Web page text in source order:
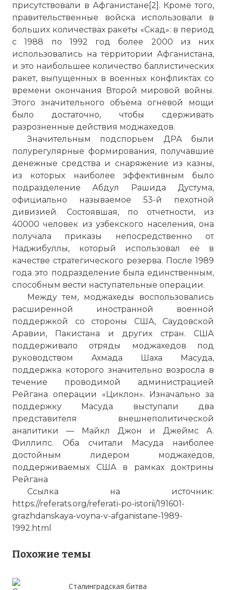
присутствовали в Афганистане[2]. Кроме того,
правительственные войска использовали в
больших количествах ракеты «Скад»: в период
с 1988 по 1992 год более 2000 из них
использовались на территории Афганистана,
и это наибольшее количество баллистических
ракет, выпущенных в военных конфликтах со
времени окончания Второй мировой войны.
Этого значительного объёма огневой мощи
было достаточно, чтобы сдерживать
разрозненные действия моджахедов.
Значительным подспорьем ДРА были
полурегулярные формирования, получавшие
денежные средства и снаряжение из казны,
из которых наиболее эффективным было
подразделение Абдул Рашида Дустума,
официально называемое 53-й пехотной
дивизией. Состоявшая, по отчетности, из
40000 человек из узбекского населения, она
получала приказы непосредственно от
Наджибуллы, который использовал её в
качестве стратегического резерва. После 1989
года это подразделение была единственным,
способным вести наступательные операции.
Между тем, моджахеды воспользовались
расширенной иностранной военной
поддержкой со стороны США, Саудовской
Аравии, Пакистана и других стран. США
поддерживало отряды моджахедов под
руководством Ахмада Шаха Масуда,
поддержка которого значительно возросла в
течение проводимой администрацией
Рейгана операции «Циклон». Изначально за
поддержку Масуда выступали два
представителя внешнеполитической
аналитики — Майкл Джон и Джеймс А.
Филлипс. Оба считали Масуда наиболее
достойным лидером моджахедов,
поддерживаемых США в рамках доктрины
Рейгана
Ссылка на источник:
https://referats.org/referati-po-istorii/191601-
grazhdanskaya-voyna-v-afganistane-1989-
1992.html
Похожие темы
Сталинградская битва
☓
2 часть Зазеркалье афганской войны
Имя:
Комментарий:
Проверочный код: